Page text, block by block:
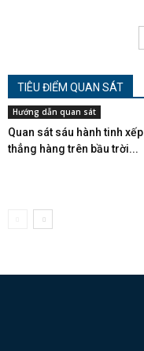
TIÊU ĐIỂM QUAN SÁT
Hướng dẫn quan sát
Quan sát sáu hành tinh xếp
thẳng hàng trên bầu trời...